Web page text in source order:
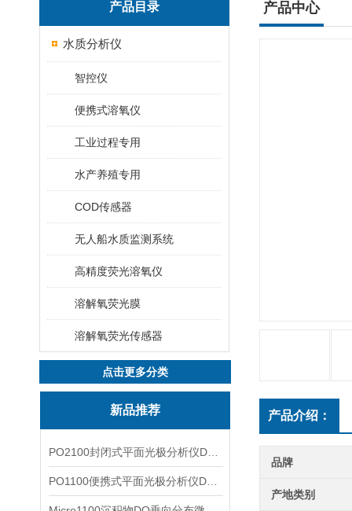
产品目录
水质分析仪
智控仪
便携式溶氧仪
工业过程专用
水产养殖专用
COD传感器
无人船水质监测系统
高精度荧光溶氧仪
溶解氧荧光膜
溶解氧荧光传感器
点击更多分类
新品推荐
产品中心
产品介绍：
品牌
产地类别